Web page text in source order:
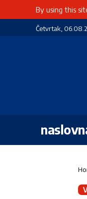
By using this
Četvrtak,